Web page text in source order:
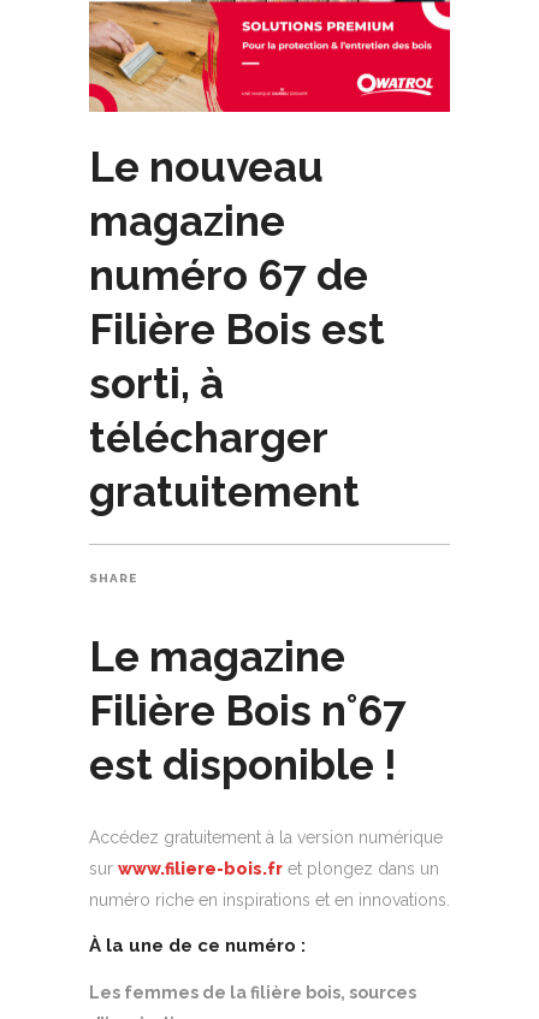
Le nouveau
magazine
numéro 67 de
Filière Bois est
sorti, à
télécharger
gratuitement
SHARE
Le magazine
Filière Bois n°67
est disponible !
Accédez gratuitement à la version numérique
sur www.filiere-bois.fr et plongez dans un
numéro riche en inspirations et en innovations.
À la une de ce numéro :
Les femmes de la filière bois, sources